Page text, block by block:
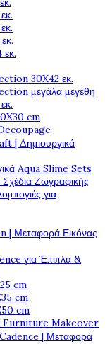
εκ.
30X42 εκ.
μεγάλα μεγέθη
cm
Decoupage
| Δημιουργικά
Aqua Slime Sets
Ζωγραφικής
για
| Μεταφορά Εικόνας
για Έπιπλα &
cm
cm
cm
Furniture Makeover
| Μεταφορά